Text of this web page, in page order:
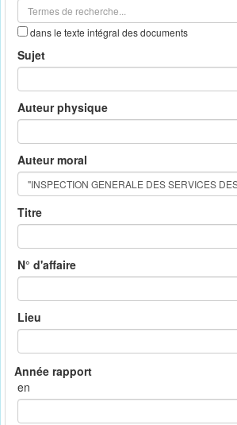
dans le texte intégral des documents
Sujet
Auteur physique
Auteur moral
Titre
N° d'affaire
Lieu
en